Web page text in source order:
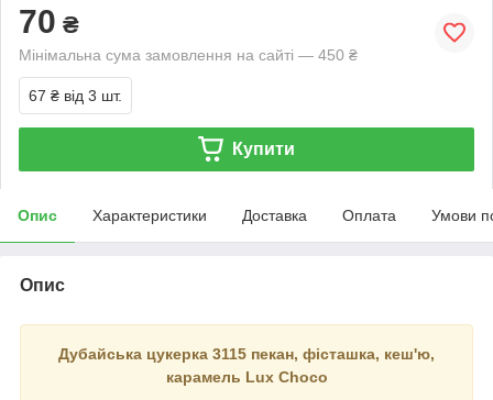
70 ₴
Мінімальна сума замовлення на сайті — 450 ₴
67 ₴ від 3 шт.
Купити
Опис Характеристики Доставка Оплата Умови
Опис
Дубайська цукерка 3115 пекан, фісташка, кеш'ю,
карамель Lux Choco